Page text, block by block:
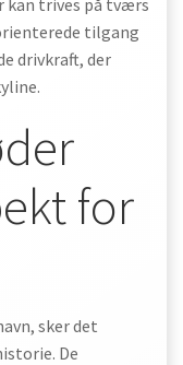
kan trives på tværs
tilgang
drivkraft, der
for
sker det
De